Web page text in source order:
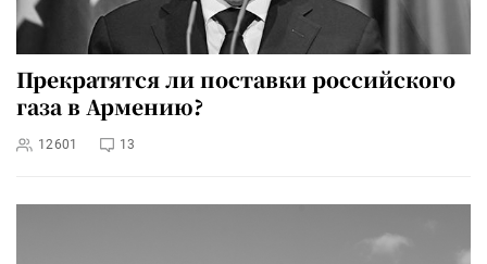
Прекратятся ли поставки российского
газа в Армению?
12601 13